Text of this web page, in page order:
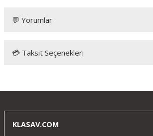
💬 Yorumlar
Bu ürüne ilk yorumu siz yapın!
💳 Taksit Seçenekleri
KLASAV.COM